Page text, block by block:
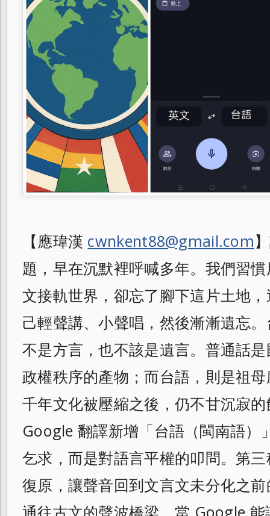
【應瑋漢 cwnkent88@gmail.com
題，早在沉默裡呼喊多年。我們習
文接軌世界，卻忘了腳下這片土地
己輕聲講、小聲唱，然後漸漸遺忘
不是方言，也不該是遺言。普通話
政權秩序的產物；而台語，則是祖
千年文化被壓縮之後，仍不甘沉寂
Google 翻譯新增「台語（閩南語）
乞求，而是對語言平權的叩問。第
復原，讓聲音回到文言文未分化之
通往古文的聲波橋梁。當 Google